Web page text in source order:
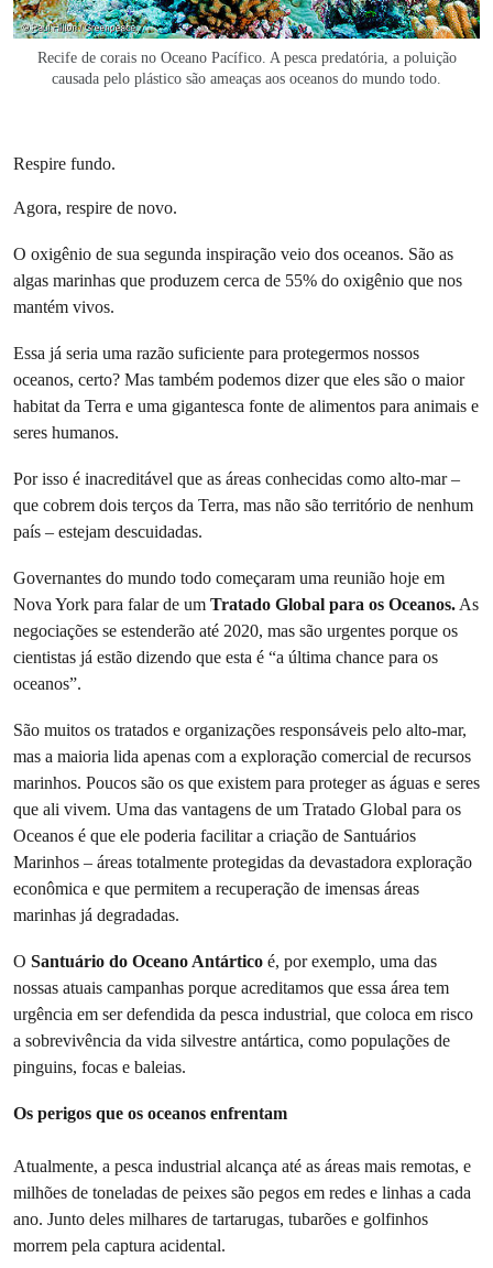
Recife de corais no Oceano Pacífico. A pesca predatória, a poluição
causada pelo plástico são ameaças aos oceanos do mundo todo.
Respire fundo.
Agora, respire de novo.
O oxigênio de sua segunda inspiração veio dos oceanos. São as
algas marinhas que produzem cerca de 55% do oxigênio que nos
mantém vivos.
Essa já seria uma razão suficiente para protegermos nossos
oceanos, certo? Mas também podemos dizer que eles são o maior
habitat da Terra e uma gigantesca fonte de alimentos para animais e
seres humanos.
Por isso é inacreditável que as áreas conhecidas como alto-mar –
que cobrem dois terços da Terra, mas não são território de nenhum
país – estejam descuidadas.
Governantes do mundo todo começaram uma reunião hoje em
Nova York para falar de um Tratado Global para os Oceanos. As
negociações se estenderão até 2020, mas são urgentes porque os
cientistas já estão dizendo que esta é “a última chance para os
oceanos”.
São muitos os tratados e organizações responsáveis pelo alto-mar,
mas a maioria lida apenas com a exploração comercial de recursos
marinhos. Poucos são os que existem para proteger as águas e seres
que ali vivem. Uma das vantagens de um Tratado Global para os
Oceanos é que ele poderia facilitar a criação de Santuários
Marinhos – áreas totalmente protegidas da devastadora exploração
econômica e que permitem a recuperação de imensas áreas
marinhas já degradadas.
O Santuário do Oceano Antártico é, por exemplo, uma das
nossas atuais campanhas porque acreditamos que essa área tem
urgência em ser defendida da pesca industrial, que coloca em risco
a sobrevivência da vida silvestre antártica, como populações de
pinguins, focas e baleias.
Os perigos que os oceanos enfrentam
Atualmente, a pesca industrial alcança até as áreas mais remotas, e
milhões de toneladas de peixes são pegos em redes e linhas a cada
ano. Junto deles milhares de tartarugas, tubarões e golfinhos
morrem pela captura acidental.